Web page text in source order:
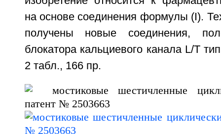
на основе соединения формулы (I).
получены новые соединения,
блокатора кальциевого канала L/T
2 табл., 166 пр.